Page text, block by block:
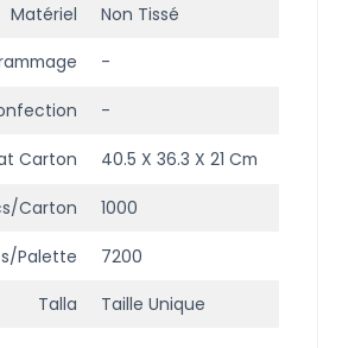
Matériel Non Tissé
-
-
Carton 40.5 X 36.3 X 21 Cm
carton 1000
palette 7200
Talla Taille Unique